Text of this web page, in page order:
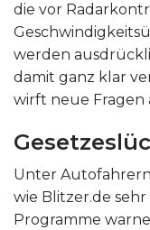
die vor
werden
damit ganz klar
wirft neue Fragen
Unter
wie Blitzer.de
Programme